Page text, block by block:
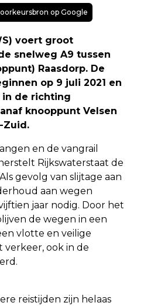
op Google
voert groot
snelweg A9 tussen
Raasdorp. De
op 9 juli 2021 en
de richting
knooppunt Velsen
Zuid.
en de vangrail
Rijkswaterstaat de
gevolg van slijtage aan
aan wegen
jaar nodig. Door het
de wegen in een
vlotte en veilige
ook in de
reistijden zijn helaas